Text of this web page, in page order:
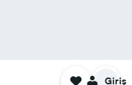
Giriş